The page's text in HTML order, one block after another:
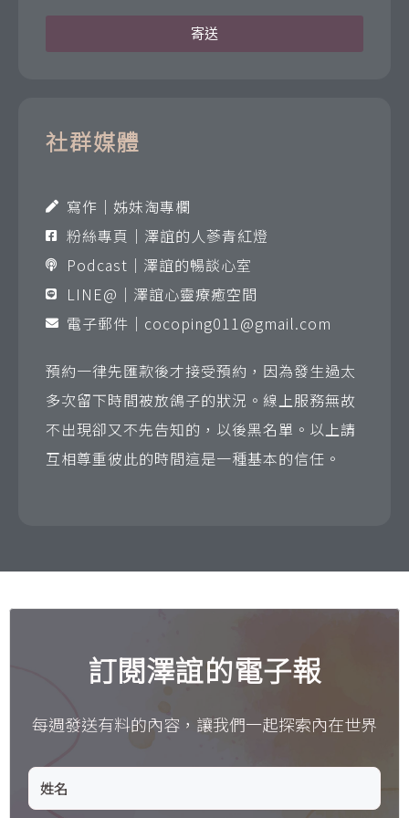
寄送
社群媒體
寫作｜姊妹淘專欄
粉絲專頁｜澤誼的人蔘青紅燈
Podcast｜澤誼的暢談心室
LINE@｜澤誼心靈療癒空間
電子郵件｜ cocoping011@gmail.com
預約一律先匯款後才接受預約，因為發生過太
多次留下時間被放鴿子的狀況。線上服務無故
不出現卻又不先告知的，以後黑名單。以上請
互相尊重彼此的時間這是一種基本的信任。
訂閱澤誼的電子報
每週發送有料的內容，讓我們一起探索內在世界